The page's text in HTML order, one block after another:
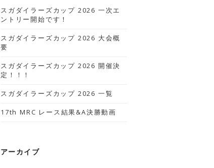
スガダイラーズカップ 2026 一次エ
ントリー開始です！
スガダイラーズカップ 2026 大会概
要
スガダイラーズカップ 2026 開催決
定！！！
スガダイラーズカップ 2026 一覧
17th MRC レース結果&A決勝動画
アーカイブ